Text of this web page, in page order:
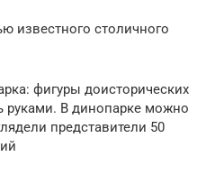
известного столичного
фигуры доисторических
руками. В динопарке можно
представители 50